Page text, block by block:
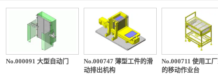
No.000091 大型自动门
No.000747 薄型工件的滑
动排出机构
No.000711 使用工
的移动作业台